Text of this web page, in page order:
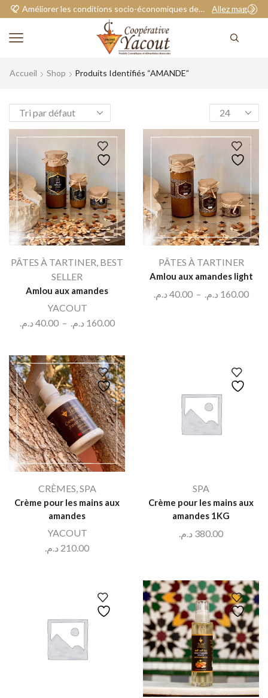
Améliorer les conditions socio-économiques de nos adhérents. Allez magasiner
Accueil Shop Produits Identifiés “AMANDE”
PÂTES À TARTINER, BEST
SELLER
Amlou aux amandes
YACOUT
40.00 د.م. – 160.00 د.م.
PÂTES À TARTINER
Amlou aux amandes light
40.00 د.م. – 160.00 د.م.
CRÈMES,SPA
Crème pour les mains aux
amandes
YACOUT
210.00 د.م.
SPA
Crème pour les mains aux
amandes 1KG
380.00 د.م.